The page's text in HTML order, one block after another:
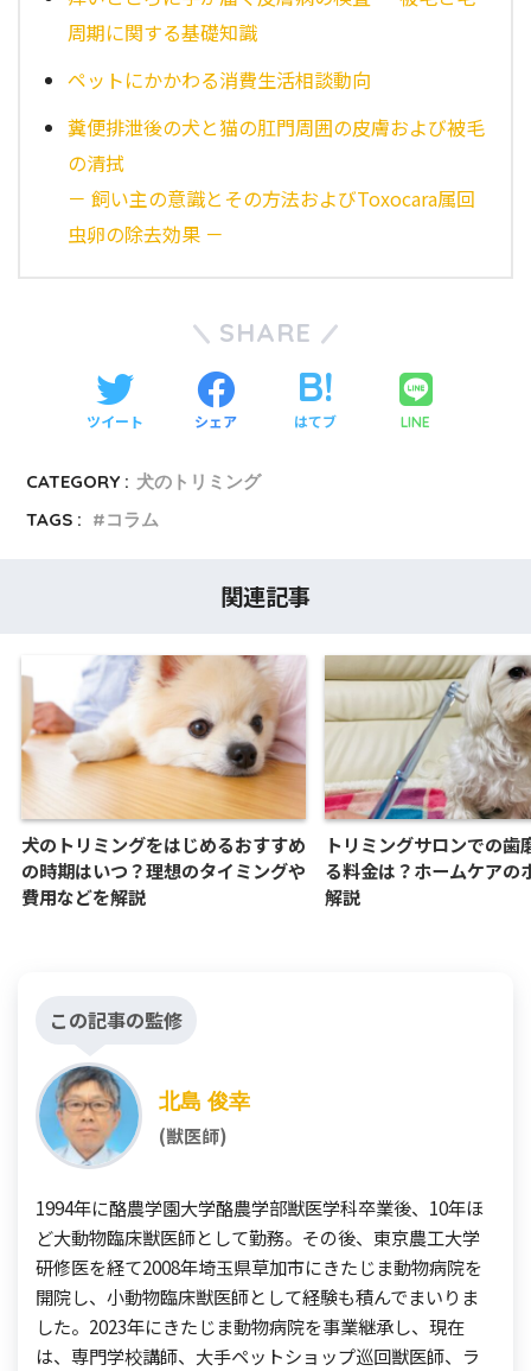
周期に関する基礎知識
ペットにかかわる消費生活相談動向
糞便排泄後の犬と猫の肛門周囲の皮膚および被毛
の清拭
－ 飼い主の意識とその方法およびToxocara属回
虫卵の除去効果 －
SHARE
ツイート シェア はてブ LINE
CATEGORY : 犬のトリミング
TAGS :
コラム
関連記事
犬のトリミングをはじめるおすすめ
の時期はいつ？理想のタイミングや
費用などを解説
トリミングサロンでの歯
る料金は？ホームケアの
解説
この記事の監修
北島 俊幸
(獣医師)
1994年に酪農学園大学酪農学部獣医学科卒業後、10年ほ
ど大動物臨床獣医師として勤務。その後、東京農工大学
研修医を経て2008年埼玉県草加市にきたじま動物病院を
開院し、小動物臨床獣医師として経験も積んでまいりま
した。2023年にきたじま動物病院を事業継承し、現在
は、専門学校講師、大手ペットショップ巡回獣医師、ラ